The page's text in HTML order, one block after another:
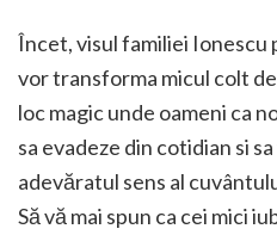
Încet, visul familiei Ionescu
vor transforma micul colt
loc magic unde oameni ca
sa evadeze din cotidian si
adevăratul sens al
Să vă mai spun ca cei mici